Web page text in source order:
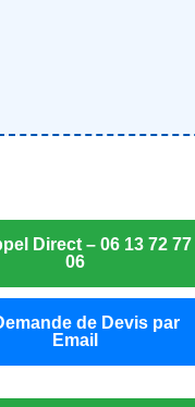
Direct – 06 13 72 77
06
de Devis par
Email